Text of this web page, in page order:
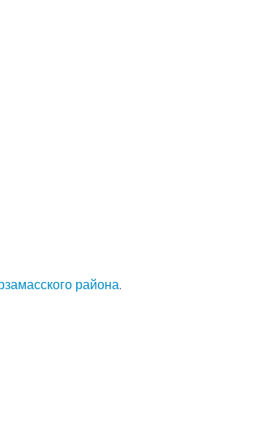
района